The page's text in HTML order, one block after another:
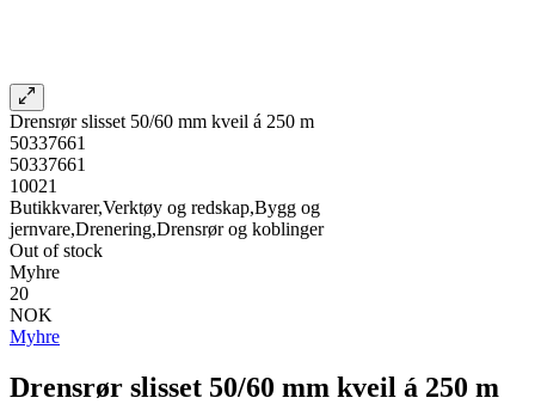
Drensrør slisset 50/60 mm kveil á 250 m
50337661
50337661
10021
Butikkvarer,Verktøy og redskap,Bygg og
jernvare,Drenering,Drensrør og koblinger
Out of stock
Myhre
20
NOK
Myhre
Drensrør slisset 50/60 mm kveil á 250 m